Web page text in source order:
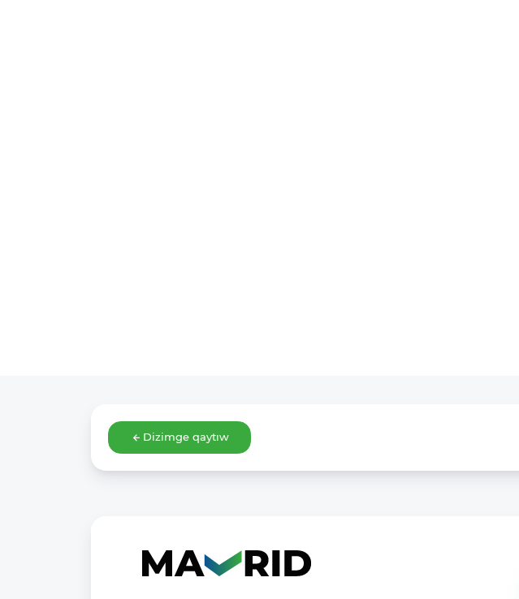
Dizimge qaytıw